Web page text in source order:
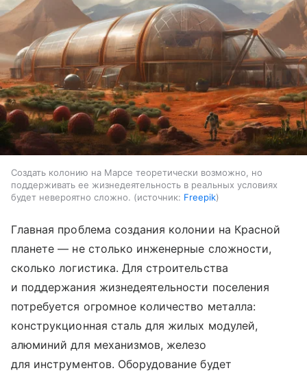
Создать колонию на Марсе теоретически возможно, но
поддерживать ее жизнедеятельность в реальных условиях
будет невероятно сложно.
источник: Freepik
Главная проблема создания колонии на Красной
планете — не столько инженерные сложности,
сколько логистика. Для строительства
и поддержания жизнедеятельности поселения
потребуется огромное количество металла:
конструкционная сталь для жилых модулей,
алюминий для механизмов, железо
для инструментов. Оборудование будет